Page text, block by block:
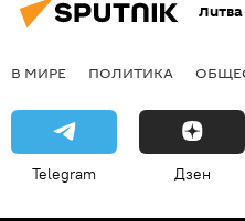
Литва
В МИРЕ ПОЛИТИКА
Telegram Дзен